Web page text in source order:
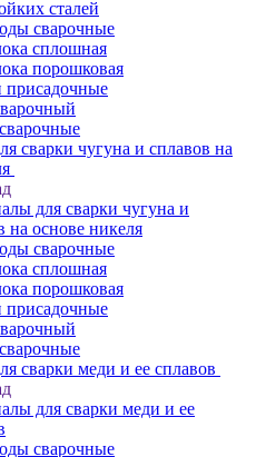
сталей
сварочные
сплошная
порошковая
присадочные
сварки чугуна и сплавов на
для сварки чугуна и
на основе никеля
сварочные
сплошная
порошковая
присадочные
сварки меди и ее сплавов
для сварки меди и ее
сварочные